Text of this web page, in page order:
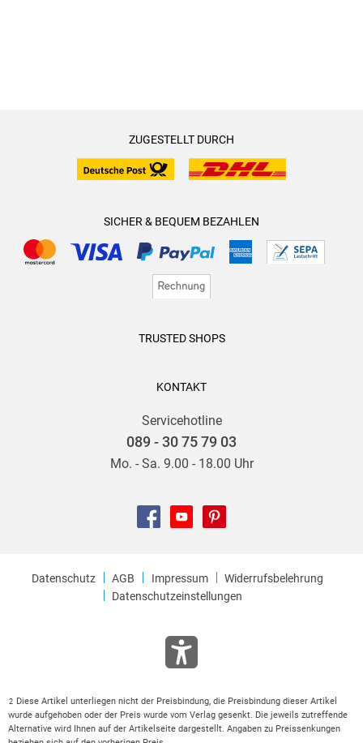
ZUGESTELLT DURCH
SICHER & BEQUEM BEZAHLEN
TRUSTED SHOPS
KONTAKT
Servicehotline
089 - 30 75 79 03
Mo. - Sa. 9.00 - 18.00 Uhr
Datenschutz AGB Impressum
Widerrufsbelehrung
Datenschutzeinstellungen
2
Diese Artikel unterliegen nicht der Preisbindung, die Preisbindung dieser Artikel
wurde aufgehoben oder der Preis wurde vom Verlag gesenkt. Die jeweils zutreffende
Alternative wird Ihnen auf der Artikelseite dargestellt. Angaben zu Preissenkungen